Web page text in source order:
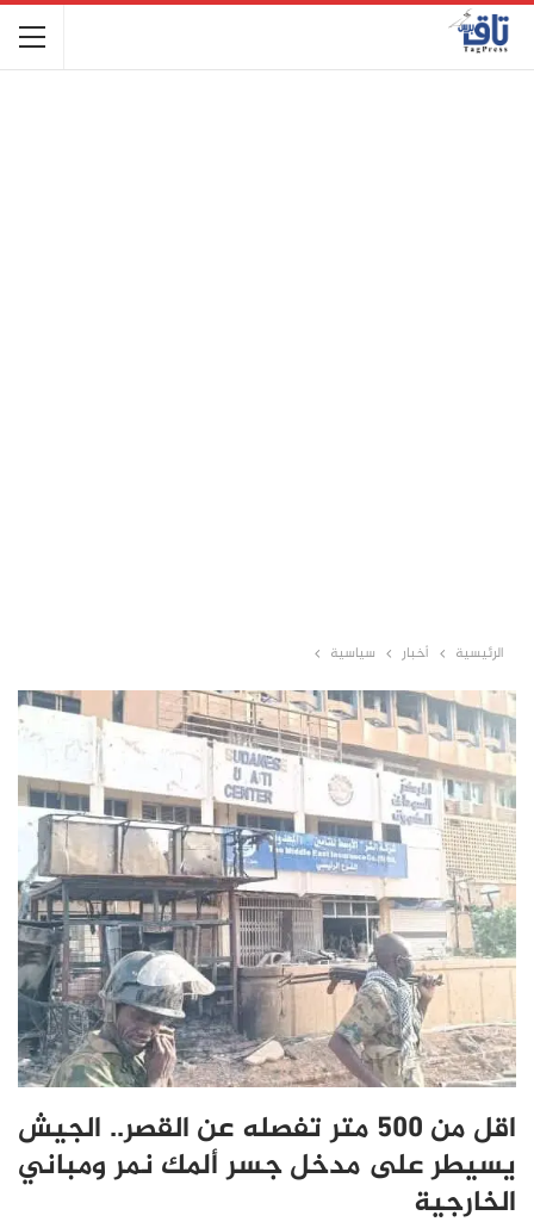
الرئيسية أخبار سياسية
اقل من 500 متر تفصله عن القصر.. الجيش
يسيطر على مدخل جسر ألمك نمر ومباني
الخارجية